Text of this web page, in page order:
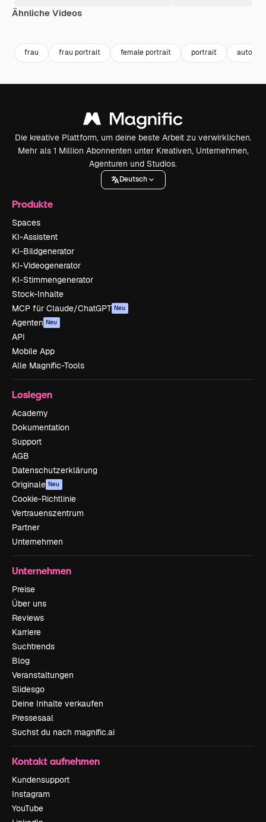
Ähnliche Videos
frau frau portrait female portrait portrait
Die kreative Plattform, um deine beste Arbeit zu verwirklichen.
Mehr als 1 Million Abonnenten unter Kreativen, Unternehmen,
Agenturen und Studios.
Deutsch
Produkte
Spaces
KI-Assistent
KI-Bildgenerator
KI-Videogenerator
KI-Stimmengenerator
Stock-Inhalte
MCP für Claude/ChatGPT Neu
Agenten Neu
API
Mobile App
Alle Magnific-Tools
Loslegen
Academy
Dokumentation
Support
AGB
Datenschutzerklärung
Originale Neu
Cookie-Richtlinie
Vertrauenszentrum
Partner
Unternehmen
Unternehmen
Preise
Über uns
Reviews
Karriere
Suchtrends
Blog
Veranstaltungen
Slidesgo
Deine Inhalte verkaufen
Pressesaal
Suchst du nach magnific.ai
Kontakt aufnehmen
Kundensupport
Instagram
YouTube